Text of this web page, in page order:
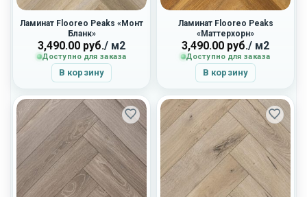
Ламинат Flooreo Peaks «Монт
Бланк»
3,490.00 руб./ м2
Доступно для заказа
В корзину
Ламинат Flooreo Peaks
«Маттерхорн»
3,490.00 руб./ м2
Доступно для заказа
В корзину